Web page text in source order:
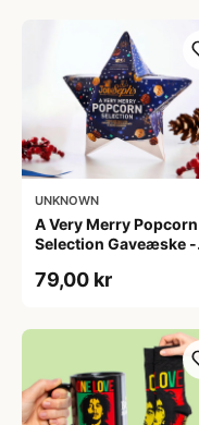
UNKNOWN
A Very Merry Popcorn
Selection Gaveæske -
79,00 kr